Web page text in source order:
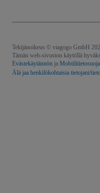
Tekijänoikeus © viagogo GmbH
Tämän web-sivuston käytöllä
Evästekäytännön ja
Älä jaa henkilökohtaisia tietojani/